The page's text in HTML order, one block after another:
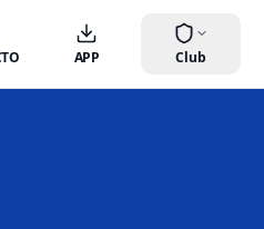
APP Club